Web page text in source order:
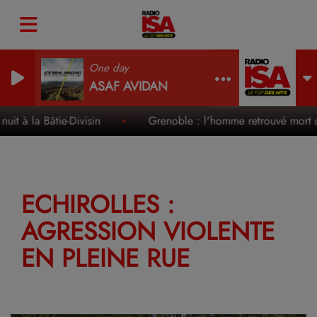
One day
ASAF AVIDAN
à la Bâtie-Divisin Grenoble : l'homme retrouvé mort
ECHIROLLES :
AGRESSION VIOLENTE
EN PLEINE RUE